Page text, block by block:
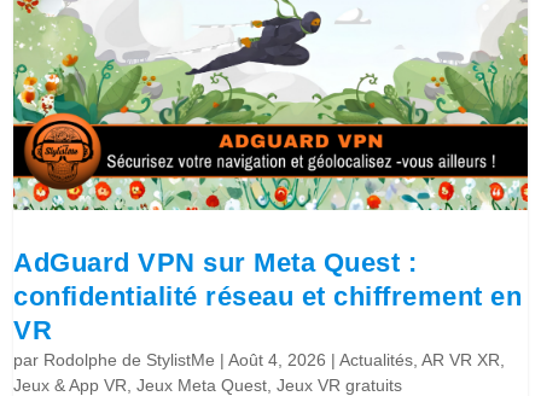
AdGuard VPN sur Meta Quest :
confidentialité réseau et chiffrement en
VR
par Rodolphe de StylistMe |Août 4, 2026 |Actualités ,AR VR XR
Jeux & App VR ,Jeux Meta Quest ,Jeux VR gratuits